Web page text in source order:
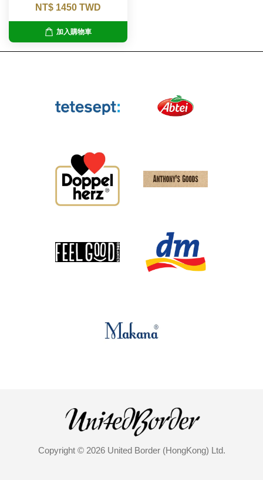
NT$ 1450 TWD
加入購物車
Copyright © 2026 United Border (HongKong) Ltd.